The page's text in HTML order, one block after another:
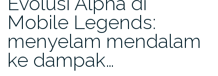
Mobile Legends:
menyelam mendalam
ke dampak…